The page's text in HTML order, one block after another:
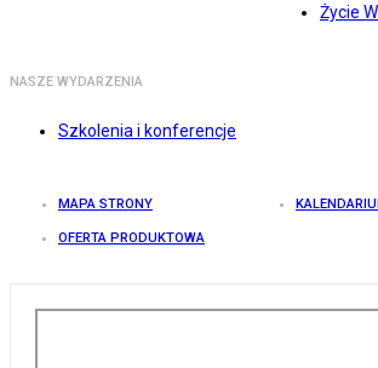
Życie
NASZE WYDARZENIA
Szkolenia i konferencje
MAPA STRONY
OFERTA PRODUKTOWA